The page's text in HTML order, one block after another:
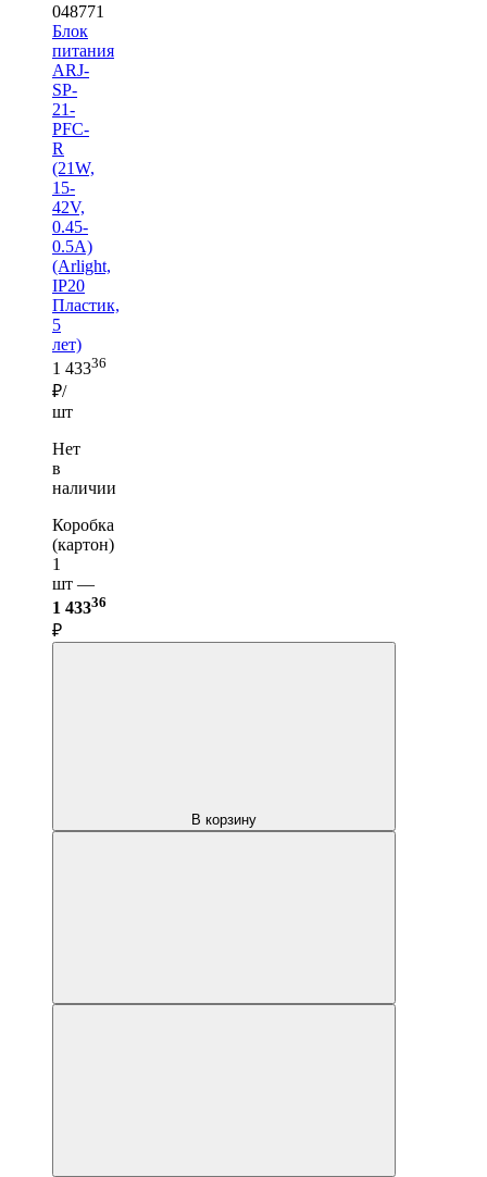
048771
Блок
питания
ARJ-
SP-
21-
PFC-
R
(21W,
15-
42V,
0.45-
0.5A)
(Arlight,
IP20
Пластик,
5
лет)
1 43336
₽/
шт
Нет
в
наличии
Коробка
(картон)
1
шт —
1 43336
₽
В корзину